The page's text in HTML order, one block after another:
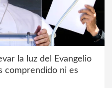
la luz del Evangelio
comprendido ni es